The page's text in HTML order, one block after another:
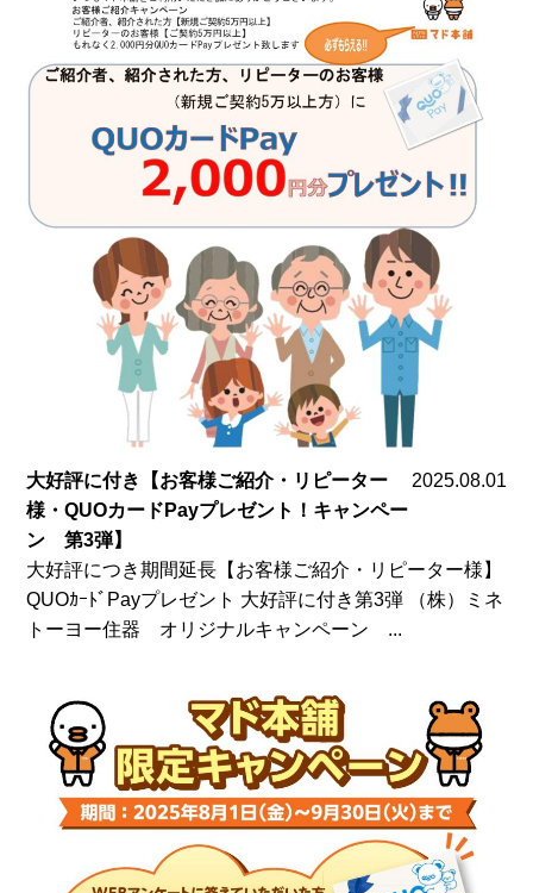
大好評に付き【お客様ご紹介・リピーター
様・QUOカードPayプレゼント！キャンペー
ン 第3弾】
2025.08.01
大好評につき期間延長【お客様ご紹介・リピーター様】
QUOｶｰﾄﾞPayプレゼント 大好評に付き第3弾 （株）ミネ
トーヨー住器 オリジナルキャンペーン ...